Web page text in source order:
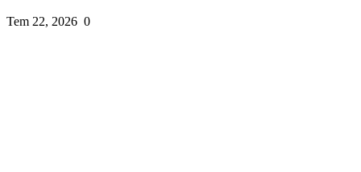
Tem 22, 2026 0